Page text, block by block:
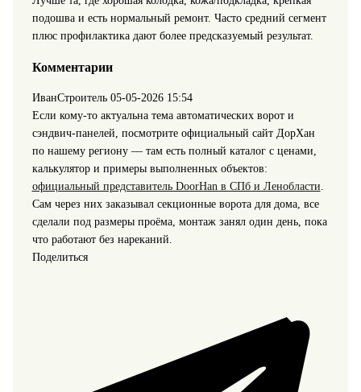
подошва и есть нормальный ремонт. Часто средний сегмент
плюс профилактика дают более предсказуемый результат.
Комментарии
ИванСтроитель 05-05-2026 15:54
Если кому-то актуальна тема автоматических ворот и
сэндвич-панелей, посмотрите официальный сайт ДорХан
по нашему региону — там есть полный каталог с ценами,
калькулятор и примеры выполненных объектов:
официальный представитель DoorHan в СПб и Ленобласти.
Сам через них заказывал секционные ворота для дома, все
сделали под размеры проёма, монтаж занял один день, пока
что работают без нареканий.
Поделиться